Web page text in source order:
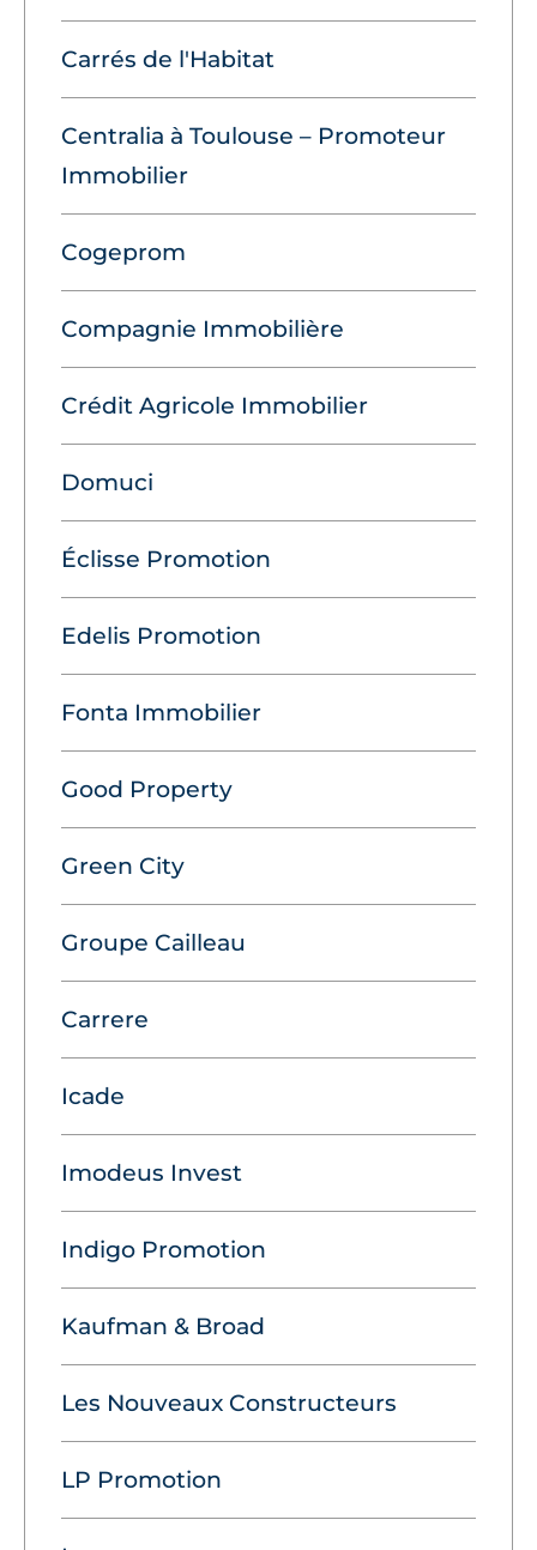
Carrés de l'Habitat
Centralia à Toulouse – Promoteur
Immobilier
Cogeprom
Compagnie Immobilière
Crédit Agricole Immobilier
Domuci
Éclisse Promotion
Edelis Promotion
Fonta Immobilier
Good Property
Green City
Groupe Cailleau
Carrere
Icade
Imodeus Invest
Indigo Promotion
Kaufman & Broad
Les Nouveaux Constructeurs
LP Promotion